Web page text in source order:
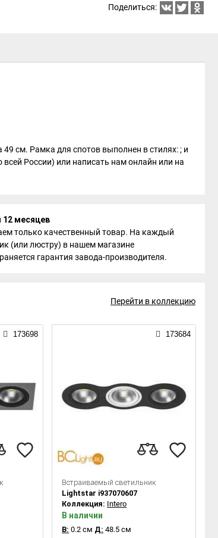
Поделиться:
см. Рамка для спотов выполнен в стилях: ; и
России) или написать нам онлайн или на
12 месяцев
только качественный товар. На каждый
(или люстру) в нашем магазине
гарантия завода-производителя.
Перейти в коллекцию
173698 173684
Встраиваемый светильник
Lightstar i937070607
Коллекция: Intero
В наличии
В: 0.2 см Д: 48.5 см